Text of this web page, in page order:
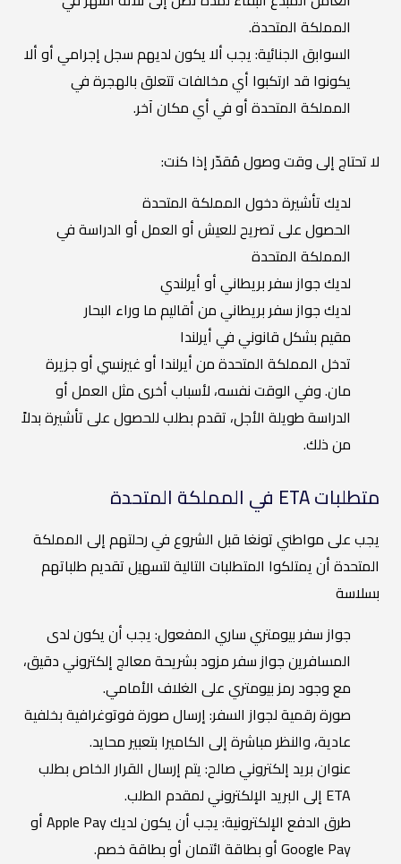
المملكة المتحدة.
السوابق الجنائية: يجب ألا يكون لديهم سجل إجرامي أو ألا
يكونوا قد ارتكبوا أي مخالفات تتعلق بالهجرة في
المملكة المتحدة أو في أي مكان آخر.
لا تحتاج إلى وقت وصول مُقدّر إذا كنت:
لديك تأشيرة دخول المملكة المتحدة
الحصول على تصريح للعيش أو العمل أو الدراسة في
المملكة المتحدة
لديك جواز سفر بريطاني أو أيرلندي
لديك جواز سفر بريطاني من أقاليم ما وراء البحار
مقيم بشكل قانوني في أيرلندا
تدخل المملكة المتحدة من أيرلندا أو غيرنسي أو جزيرة
مان. وفي الوقت نفسه، لأسباب أخرى مثل العمل أو
الدراسة طويلة الأجل، تقدم بطلب للحصول على تأشيرة بدلاً
من ذلك.
متطلبات ETA في المملكة المتحدة
يجب على مواطني تونغا قبل الشروع في رحلتهم إلى المملكة
المتحدة أن يمتلكوا المتطلبات التالية لتسهيل تقديم طلباتهم
بسلاسة
جواز سفر بيومتري ساري المفعول: يجب أن يكون لدى
المسافرين جواز سفر مزود بشريحة معالج إلكتروني دقيق،
مع وجود رمز بيومتري على الغلاف الأمامي.
صورة رقمية لجواز السفر: إرسال صورة فوتوغرافية بخلفية
عادية، والنظر مباشرة إلى الكاميرا بتعبير محايد.
عنوان بريد إلكتروني صالح: يتم إرسال القرار الخاص بطلب
ETA إلى البريد الإلكتروني لمقدم الطلب.
طرق الدفع الإلكترونية: يجب أن يكون لديك Apple Pay أو
Google Pay أو بطاقة ائتمان أو بطاقة خصم.